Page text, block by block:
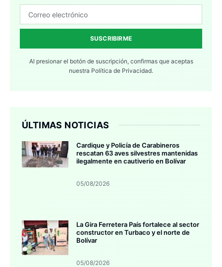
SUSCRIBIRME
Al presionar el botón de suscripción, confirmas que aceptas
nuestra Política de Privacidad.
ÚLTIMAS NOTICIAS
Cardique y Policía de Carabineros
rescatan 63 aves silvestres mantenidas
ilegalmente en cautiverio en Bolívar
05/08/2026
La Gira Ferretera País fortalece al sector
constructor en Turbaco y el norte de
Bolívar
05/08/2026